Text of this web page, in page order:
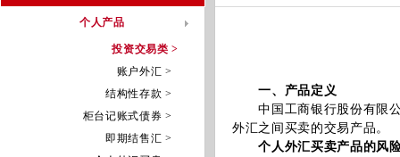
个人产品
投资交易类 >
账户外汇 >
结构性存款 >
柜台记账式债券 >
即期结售汇 >
一、产品定义
中国工商银行股份有限公
外汇之间买卖的交易产品。
个人外汇买卖产品的风